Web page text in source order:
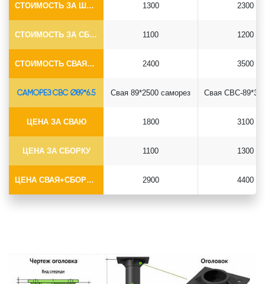
СТОИМОСТЬ ЗА ШТУКУ
СТОИМОСТЬ ЗА СБОРКУ
СТОИМОСТЬ СВАЯ+СБОРКА (БЕЗ ОГОЛОВКА)
1300
1100
2400
2300
1200
3500
САМОРЕЗ СВС Ø89*6.5
ЦЕНА ЗА СВАЮ
ЦЕНА ЗА СБОРКУ
ЦЕНА СВАЯ+СБОРКА (БЕЗ ОГОЛОВКА)
Свая 89*2500 саморез
1800
1100
2900
3100
1300
4400